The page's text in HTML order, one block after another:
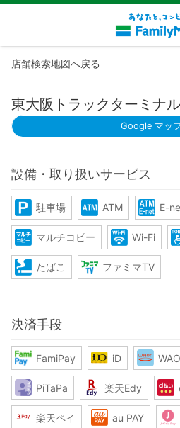
店舗検索地図へ戻る
東大阪トラックターミナ
Google マッ
設備・取り扱いサービス
駐車場 ATM E-
マルチコピー Wi-Fi
たばこ ファミマTV
決済手段
FamiPay iD
PiTaPa 楽天Edy
楽天ペイ au PAY